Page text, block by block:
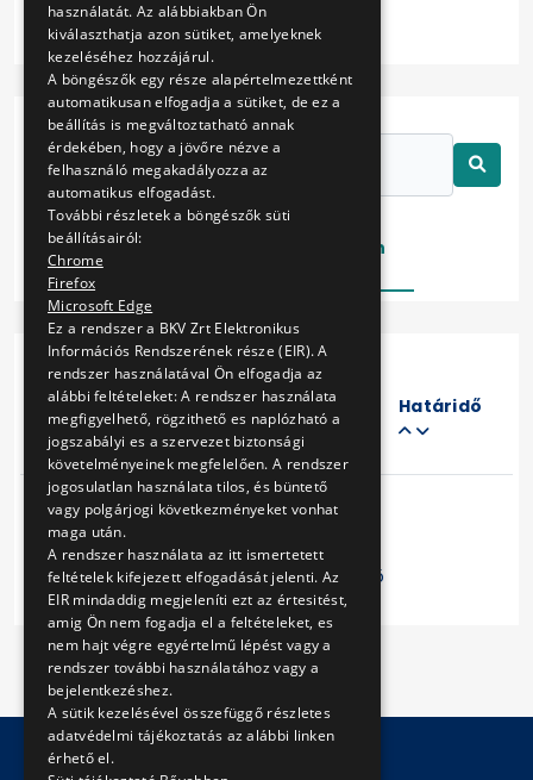
Folyamatban
Cím
Eljárás
száma
Határidő
Előző 1 Következő
használatát. Az alábbiakban Ön
kiválaszthatja azon sütiket, amelyeknek
kezeléséhez hozzájárul.
A böngészők egy része alapértelmezettként
automatikusan elfogadja a sütiket, de ez a
beállítás is megváltoztatható annak
érdekében, hogy a jövőre nézve a
felhasználó megakadályozza az
automatikus elfogadást.
További részletek a böngészők süti
beállításairól:
Chrome
Firefox
Microsoft Edge
Ez a rendszer a BKV Zrt Elektronikus
Információs Rendszerének része (EIR). A
rendszer használatával Ön elfogadja az
alábbi feltételeket: A rendszer használata
megfigyelhető, rögzithető es naplózható a
jogszabályi es a szervezet biztonsági
követelményeinek megfelelően. A rendszer
jogosulatlan használata tilos, és büntető
vagy polgárjogi következményeket vonhat
maga után.
A rendszer használata az itt ismertetett
feltételek kifejezett elfogadását jelenti. Az
EIR mindaddig megjeleníti ezt az értesitést,
amig Ön nem fogadja el a feltételeket, es
nem hajt végre egyértelmű lépést vagy a
rendszer további használatához vagy a
bejelentkezéshez.
A sütik kezelésével összefüggő részletes
adatvédelmi tájékoztatás az alábbi linken
érhető el.